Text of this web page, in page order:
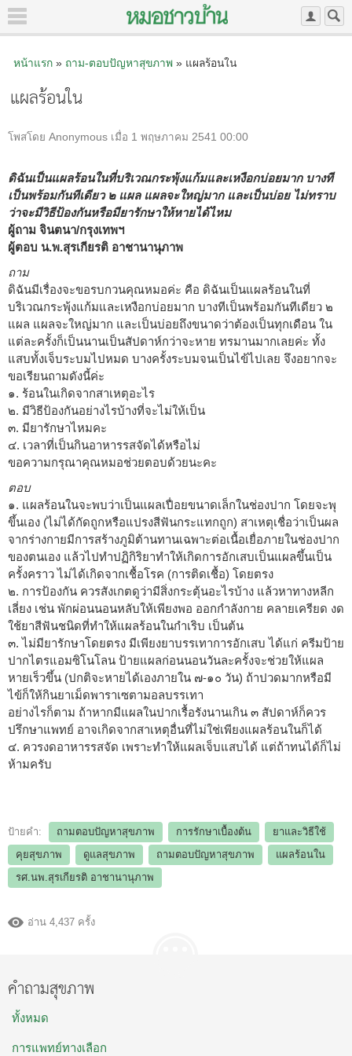
หน้าแรก» ถาม-ตอบปัญหาสุขภาพ» แผลร้อนใน
แผลร้อนใน
โพสโดย Anonymous เมื่อ 1 พฤษภาคม 2541 00:00
ดิฉันเป็นแผลร้อนในที่บริเวณกระพุ้งแก้มและเหงือกบ่อยมาก บางที
เป็นพร้อมกันทีเดียว ๒ แผล แผลจะใหญ่มาก และเป็นบ่อย ไม่ทราบ
ว่าจะมีวิธีป้องกันหรือมียารักษาให้หายได้ไหม
ผู้ถาม จินตนา/กรุงเทพฯ
ผู้ตอบ น.พ.สุรเกียรติ อาชานานุภาพ
ถาม
ดิฉันมีเรื่องจะขอรบกวนคุณหมอค่ะ คือ ดิฉันเป็นแผลร้อนในที่
บริเวณกระพุ้งแก้มและเหงือกบ่อยมาก บางทีเป็นพร้อมกันทีเดียว ๒
แผล แผลจะใหญ่มาก และเป็นบ่อยถึงขนาดว่าต้องเป็นทุกเดือน ใน
แต่ละครั้งก็เป็นนานเป็นสัปดาห์กว่าจะหาย ทรมานมากเลยค่ะ ทั้ง
แสบทั้งเจ็บระบมไปหมด บางครั้งระบมจนเป็นไข้ไปเลย จึงอยากจะ
ขอเรียนถามดังนี้ค่ะ
๑. ร้อนในเกิดจากสาเหตุอะไร
๒. มีวิธีป้องกันอย่างไรบ้างที่จะไม่ให้เป็น
๓. มียารักษาไหมคะ
๔. เวลาที่เป็นกินอาหารรสจัดได้หรือไม่
ขอความกรุณาคุณหมอช่วยตอบด้วยนะคะ
ตอบ
๑. แผลร้อนในจะพบว่าเป็นแผลเปื่อยขนาดเล็กในช่องปาก โดยจะพุ
ขึ้นเอง (ไม่ได้กัดถูกหรือแปรงสีฟันกระแทกถูก) สาเหตุเชื่อว่าเป็นผล
จากร่างกายมีการสร้างภูมิต้านทานเฉพาะต่อเนื้อเยื่อภายในช่องปาก
ของตนเอง แล้วไปทำปฏิกิริยาทำให้เกิดการอักเสบเป็นแผลขึ้นเป็น
ครั้งคราว ไม่ได้เกิดจากเชื้อโรค (การติดเชื้อ) โดยตรง
๒. การป้องกัน ควรสังเกตดูว่ามีสิ่งกระตุ้นอะไรบ้าง แล้วหาทางหลีก
เลี่ยง เช่น พักผ่อนนอนหลับให้เพียงพอ ออกกำลังกาย คลายเครียด งด
ใช้ยาสีฟันชนิดที่ทำให้แผลร้อนในกำเริบ เป็นต้น
๓. ไม่มียารักษาโดยตรง มีเพียงยาบรรเทาการอักเสบ ได้แก่ ครีมป้าย
ปากไตรแอมซิโนโลน ป้ายแผลก่อนนอนวันละครั้งจะช่วยให้แผล
หายเร็วขึ้น (ปกติจะหายได้เองภายใน ๗-๑๐ วัน) ถ้าปวดมากหรือมี
ไข้ก็ให้กินยาเม็ดพาราเซตามอลบรรเทา
อย่างไรก็ตาม ถ้าหากมีแผลในปากเรื้อรังนานเกิน ๓ สัปดาห์ก็ควร
ปรึกษาแพทย์ อาจเกิดจากสาเหตุอื่นที่ไม่ใช่เพียงแผลร้อนในก็ได้
๔. ควรงดอาหารรสจัด เพราะทำให้แผลเจ็บแสบได้ แต่ถ้าทนได้ก็ไม่
ห้ามครับ
ป้ายคำ: ถามตอบปัญหาสุขภาพ การรักษาเบื้องต้น
ยาและวิธีใช้
คุยสุขภาพ
ดูแลสุขภาพ ถามตอบปัญหาสุขภาพ
แผลร้อนใน
รศ.นพ.สุรเกียรติ อาชานานุภาพ
อ่าน 4,437 ครั้ง
คำถามสุขภาพ
ทั้งหมด
การแพทย์ทางเลือก